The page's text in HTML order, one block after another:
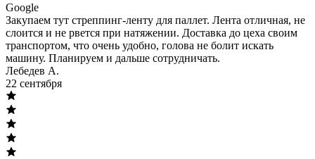
Google
Закупаем тут стреппинг-ленту для паллет. Лента отличная, не
слоится и не рвется при натяжении. Доставка до цеха своим
транспортом, что очень удобно, голова не болит искать
машину. Планируем и дальше сотрудничать.
Лебедев А.
22 сентября